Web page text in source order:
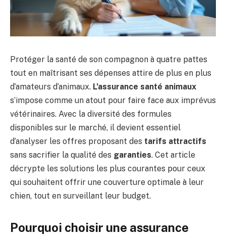
Protéger la santé de son compagnon à quatre pattes
tout en maîtrisant ses dépenses attire de plus en plus
d’amateurs d’animaux. L’assurance santé animaux
s’impose comme un atout pour faire face aux imprévus
vétérinaires. Avec la diversité des formules
disponibles sur le marché, il devient essentiel
d’analyser les offres proposant des tarifs attractifs
sans sacrifier la qualité des garanties. Cet article
décrypte les solutions les plus courantes pour ceux
qui souhaitent offrir une couverture optimale à leur
chien, tout en surveillant leur budget.
Pourquoi choisir une assurance